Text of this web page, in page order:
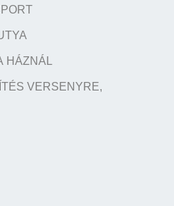
HÁZNÁL
VERSENYRE,